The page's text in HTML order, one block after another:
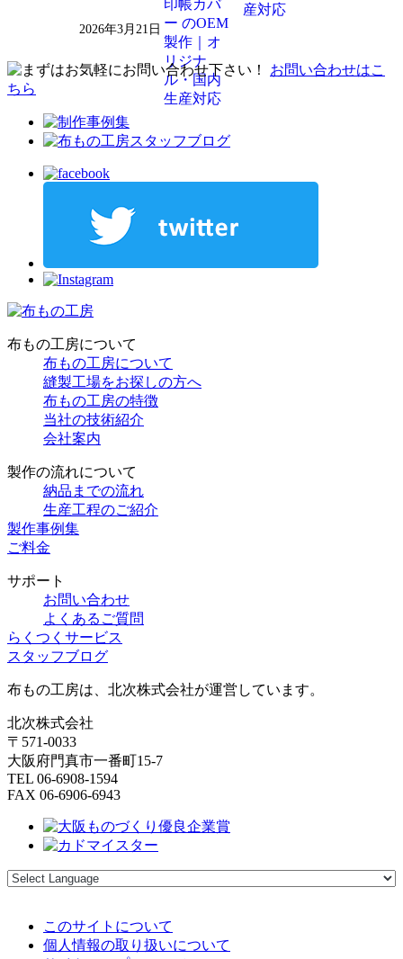
産対応
2026年3月21日
お問い合わせはこ
ちら
布もの工房について
布もの工房について
縫製工場をお探しの方へ
布もの工房の特徴
当社の技術紹介
会社案内
製作の流れについて
納品までの流れ
生産工程のご紹介
製作事例集
ご料金
サポート
お問い合わせ
よくあるご質問
らくつくサービス
スタッフブログ
布もの工房は、北次株式会社が運営しています。
北次株式会社
〒571-0033
大阪府門真市一番町15-7
TEL 06-6908-1594
FAX 06-6906-6943
このサイトについて
個人情報の取り扱いについて